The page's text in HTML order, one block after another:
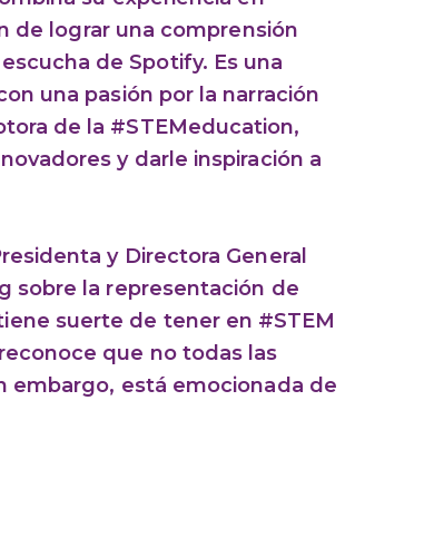
de lograr una comprensión
de Spotify. Es una
una pasión por la narración
de la #STEMeducation,
y darle inspiración a
y Directora General
sobre la representación de
suerte de tener en #STEM
que no todas las
embargo, está emocionada de